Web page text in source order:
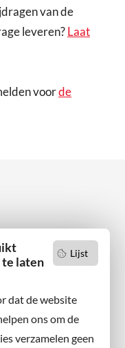
Lijst
te laten
dat de website
ons om de
verzamelen geen
van de
leveren?Laat
voorde